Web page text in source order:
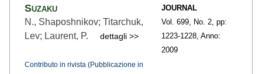
Suzaku
N., Shaposhnikov; Titarchuk,
Lev; Laurent, P.
dettagli >>
Contributo in rivista (Pubblicazione in
JOURNAL
Vol. 699,
No. 2, pp:
1223-1228, Anno:
2009